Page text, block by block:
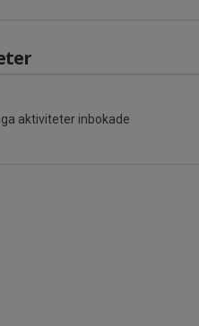
aktiviteter inbokade